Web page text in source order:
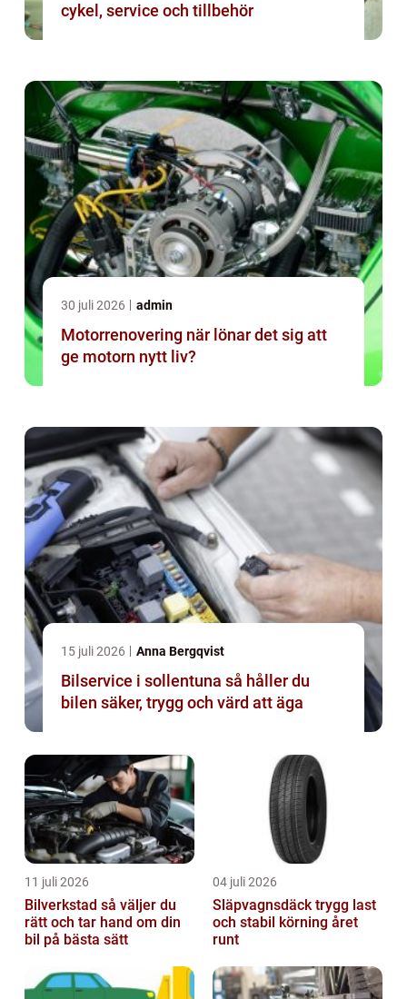
cykel, service och tillbehör
30 juli 2026 admin
Motorrenovering när lönar det sig att
ge motorn nytt liv?
15 juli 2026 Anna Bergqvist
Bilservice i sollentuna så håller du
bilen säker, trygg och värd att äga
11 juli 2026
Bilverkstad så väljer du
rätt och tar hand om din
bil på bästa sätt
04 juli 2026
Släpvagnsdäck trygg last
och stabil körning året
runt